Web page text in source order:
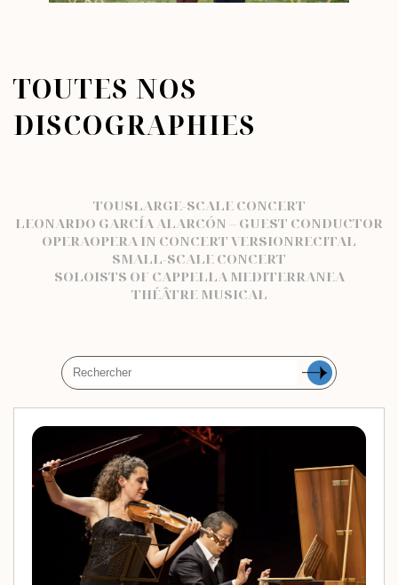
TOUTES NOS
DISCOGRAPHIES
TOUSLARGE-SCALE CONCERT
LEONARDO GARCÍA ALARCÓN – GUEST CONDUCTOR
OPERAOPERA IN CONCERT VERSIONRECITAL
SMALL-SCALE CONCERT
SOLOISTS OF CAPPELLA MEDITERRANEA
THÉÂTRE MUSICAL